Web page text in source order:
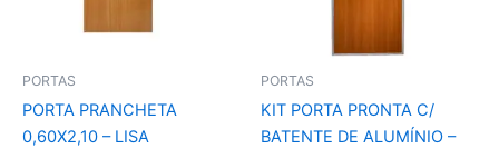
PORTAS
PORTA PRANCHETA
0,60X2,10 – LISA
PORTAS
KIT PORTA PRONTA C/
BATENTE DE ALUMÍNIO –